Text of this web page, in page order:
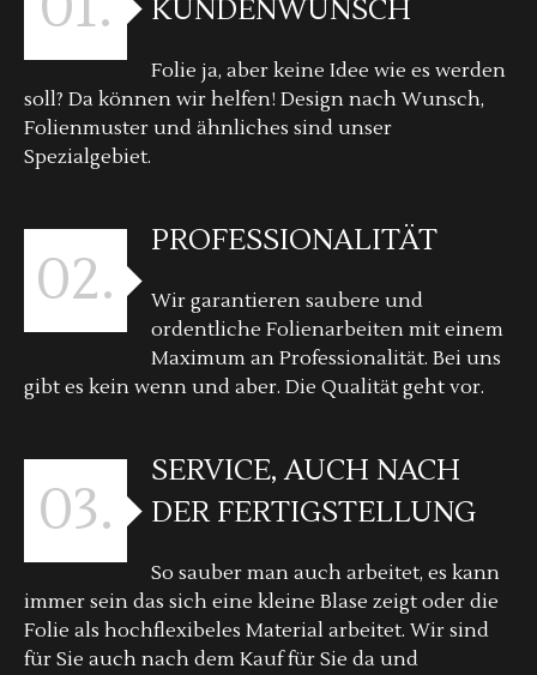
KUNDENWUNSCH
Folie ja, aber keine Idee wie es werden
soll? Da können wir helfen! Design nach Wunsch,
Folienmuster und ähnliches sind unser
Spezialgebiet.
02.
PROFESSIONALITÄT
Wir garantieren saubere und
ordentliche Folienarbeiten mit einem
Maximum an Professionalität. Bei uns
gibt es kein wenn und aber. Die Qualität geht vor.
03.
SERVICE, AUCH NACH
DER FERTIGSTELLUNG
So sauber man auch arbeitet, es kann
immer sein das sich eine kleine Blase zeigt oder die
Folie als hochflexibeles Material arbeitet. Wir sind
für Sie auch nach dem Kauf für Sie da und